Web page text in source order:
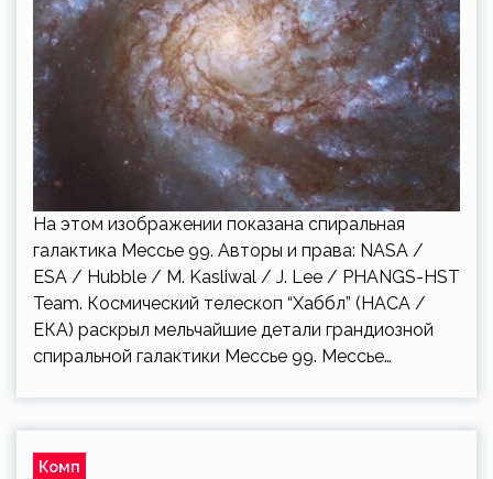
На этом изображении показана спиральная
галактика Мессье 99. Авторы и права: NASA /
ESA / Hubble / M. Kasliwal / J. Lee / PHANGS-HST
Team. Космический телескоп “Хаббл” (НАСА /
ЕКА) раскрыл мельчайшие детали грандиозной
спиральной галактики Мессье 99. Мессье…
Комп